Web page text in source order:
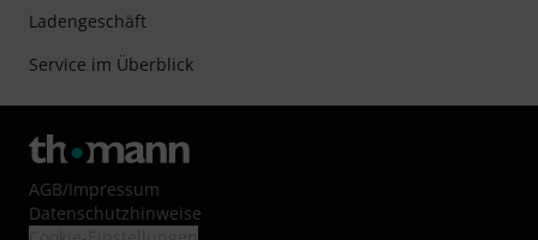
Ladengeschäft
Service im Überblick
AGB/Impressum
Datenschutzhinweise